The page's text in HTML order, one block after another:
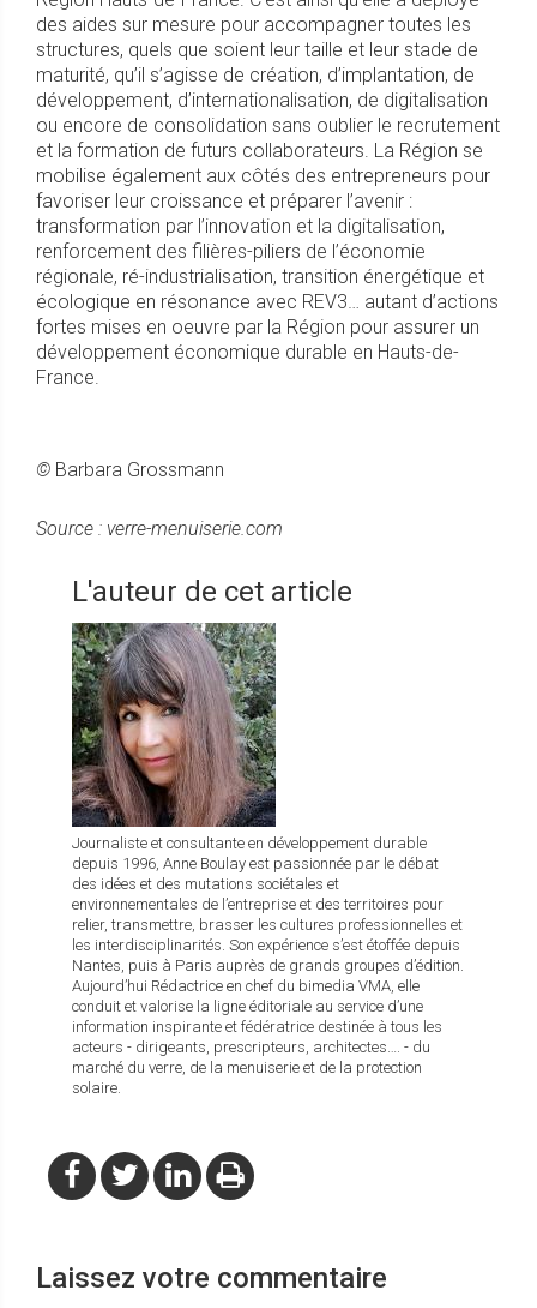
des aides sur mesure pour accompagner toutes les
structures, quels que soient leur taille et leur stade de
maturité, qu’il s’agisse de création, d’implantation, de
développement, d’internationalisation, de digitalisation
ou encore de consolidation sans oublier le recrutement
et la formation de futurs collaborateurs. La Région se
mobilise également aux côtés des entrepreneurs pour
favoriser leur croissance et préparer l’avenir :
transformation par l’innovation et la digitalisation,
renforcement des filières-piliers de l’économie
régionale, ré-industrialisation, transition énergétique et
écologique en résonance avec REV3… autant d’actions
fortes mises en oeuvre par la Région pour assurer un
développement économique durable en Hauts-de-
France.
© Barbara Grossmann
Source : verre-menuiserie.com
L'auteur de cet article
Journaliste et consultante en développement durable
depuis 1996, Anne Boulay est passionnée par le débat
des idées et des mutations sociétales et
environnementales de l’entreprise et des territoires pour
relier, transmettre, brasser les cultures professionnelles et
les interdisciplinarités. Son expérience s’est étoffée depuis
Nantes, puis à Paris auprès de grands groupes d’édition.
Aujourd’hui Rédactrice en chef du bimedia VMA, elle
conduit et valorise la ligne éditoriale au service d’une
information inspirante et fédératrice destinée à tous les
acteurs - dirigeants, prescripteurs, architectes…. - du
marché du verre, de la menuiserie et de la protection
solaire.
Laissez votre commentaire